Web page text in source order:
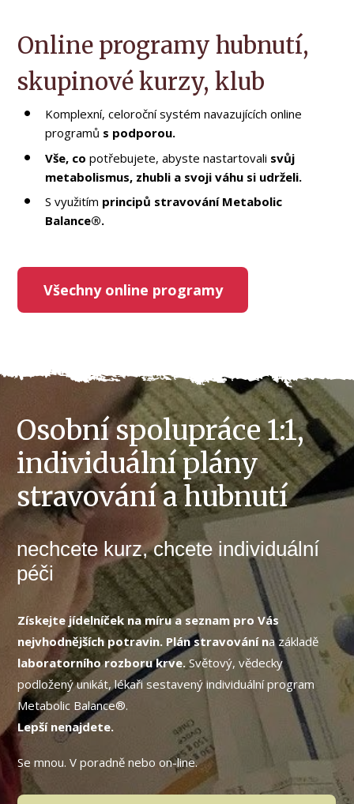
Online programy hubnutí,
skupinové kurzy, klub
Komplexní, celoroční systém navazujících online
programů s podporou.
Vše, copotřebujete, abyste nastartovali svůj
metabolismus, zhubli a svoji váhu si udrželi.
S využitím principů stravování Metabolic
Balance®.
Všechny online programy
Osobní spolupráce 1:1,
individuální plány
stravování a hubnutí
nechcete kurz, chcete individuální
péči
Získejte jídelníček na míru a seznam pro Vás
nejvhodnějších potravin. Plán stravování na základě
laboratorního rozboru krve.Světový, vědecky
podložený unikát, lékaři sestavený individuální program
Metabolic Balance®.
Lepší nenajdete.
Se mnou. V poradně nebo on-line.